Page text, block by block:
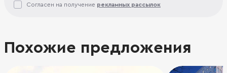
Согласен на получение рекламных рассылок
Похожие предложения